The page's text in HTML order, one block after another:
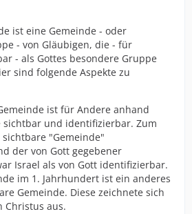
ist eine Gemeinde - oder
- von Gläubigen, die - für
- als Gottes besondere Gruppe
sind folgende Aspekte zu
ist für Andere anhand
und identifizierbar. Zum
"Gemeinde"
der von Gott gegebener
Israel als von Gott identifizierbar.
im 1. Jahrhundert ist ein anderes
Gemeinde. Diese zeichnete sich
Christus aus.